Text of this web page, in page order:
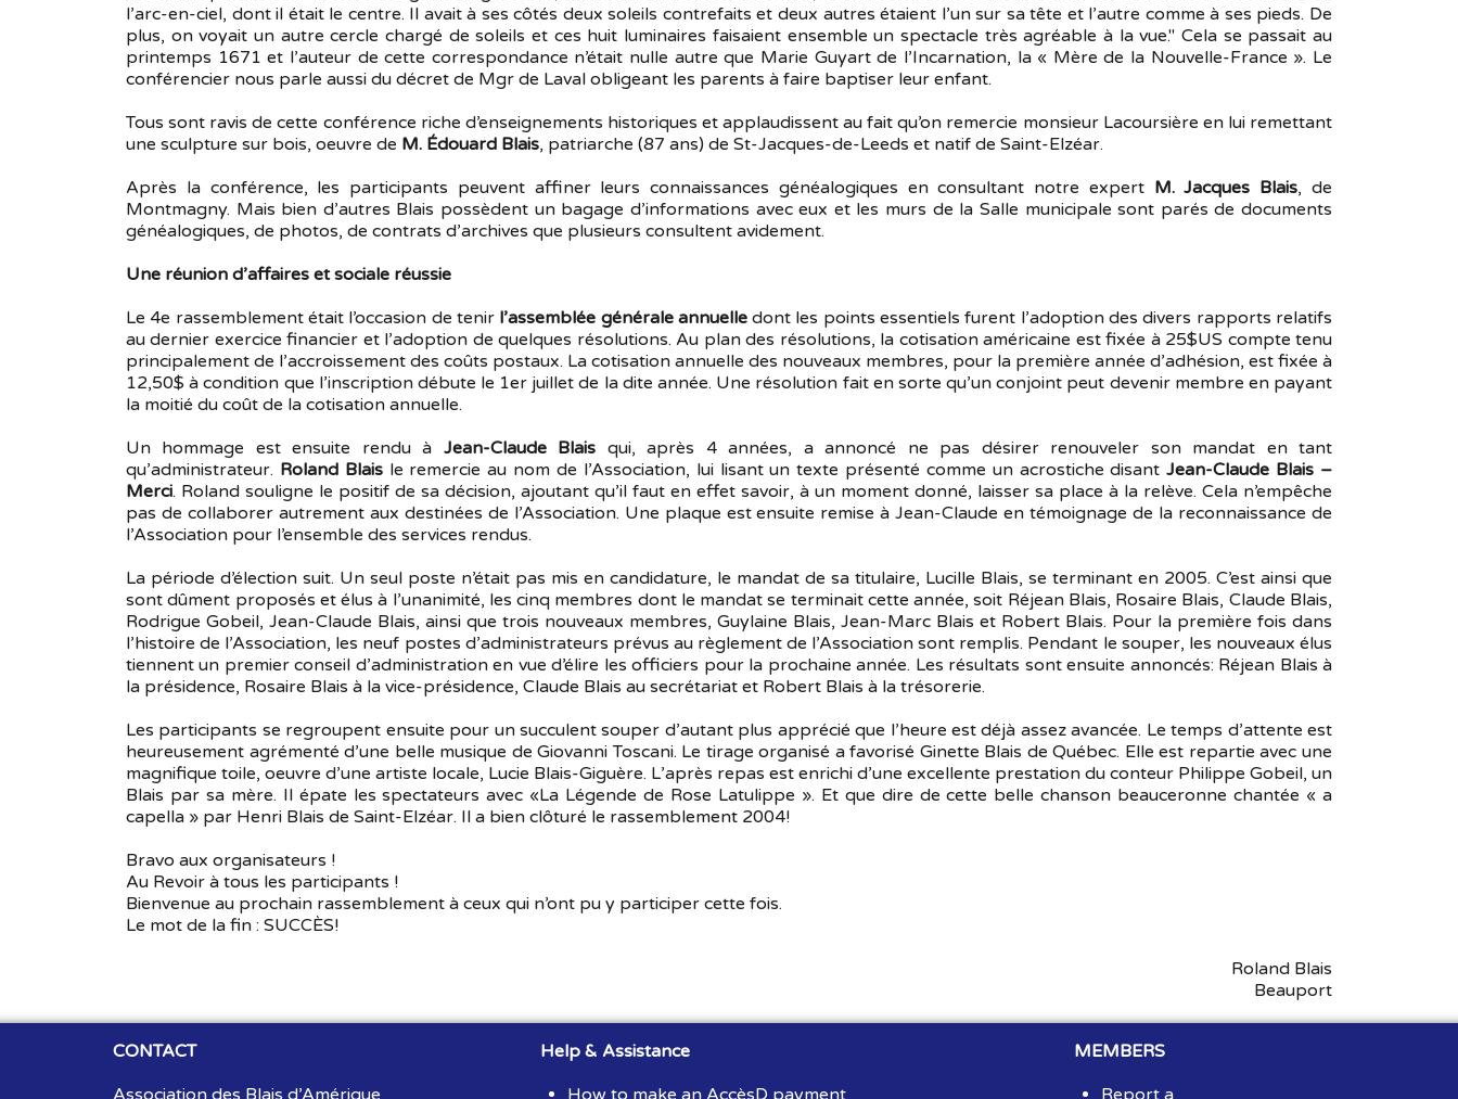
l’arc-en-ciel, dont il était le centre. Il avait à ses côtés deux soleils contrefaits et deux autres étaient l’un sur sa tête et l’autre comme à ses pieds. De
plus, on voyait un autre cercle chargé de soleils et ces huit luminaires faisaient ensemble un spectacle très agréable à la vue." Cela se passait au
printemps 1671 et l’auteur de cette correspondance n’était nulle autre que Marie Guyart de l’Incarnation, la « Mère de la Nouvelle-France ». Le
conférencier nous parle aussi du décret de Mgr de Laval obligeant les parents à faire baptiser leur enfant.
Tous sont ravis de cette conférence riche d’enseignements historiques et applaudissent au fait qu’on remercie monsieur Lacoursière en lui remettant
une sculpture sur bois, oeuvre de M. Édouard Blais, patriarche (87 ans) de St-Jacques-de-Leeds et natif de Saint-Elzéar.
Après la conférence, les participants peuvent affiner leurs connaissances généalogiques en consultant notre expert M. Jacques Blais, de
Montmagny. Mais bien d’autres Blais possèdent un bagage d’informations avec eux et les murs de la Salle municipale sont parés de documents
généalogiques, de photos, de contrats d’archives que plusieurs consultent avidement.
Une réunion d’affaires et sociale réussie
Le 4e rassemblement était l’occasion de tenir l’assemblée générale annuelledont les points essentiels furent l’adoption des divers rapports relatifs
au dernier exercice financier et l’adoption de quelques résolutions. Au plan des résolutions, la cotisation américaine est fixée à 25$US compte tenu
principalement de l’accroissement des coûts postaux. La cotisation annuelle des nouveaux membres, pour la première année d’adhésion, est fixée à
12,50$ à condition que l’inscription débute le 1er juillet de la dite année. Une résolution fait en sorte qu’un conjoint peut devenir membre en payant
la moitié du coût de la cotisation annuelle.
Un hommage est ensuite rendu à Jean-Claude Blais qui, après 4 années, a annoncé ne pas désirer renouveler son mandat en tant
qu’administrateur. Roland Blaisle remercie au nom de l’Association, lui lisant un texte présenté comme un acrostiche disantJean-Claude Blais –
Merci. Roland souligne le positif de sa décision, ajoutant qu’il faut en effet savoir, à un moment donné, laisser sa place à la relève. Cela n’empêche
pas de collaborer autrement aux destinées de l’Association. Une plaque est ensuite remise à Jean-Claude en témoignage de la reconnaissance de
l’Association pour l’ensemble des services rendus.
La période d’élection suit. Un seul poste n’était pas mis en candidature, le mandat de sa titulaire, Lucille Blais, se terminant en 2005. C’est ainsi que
sont dûment proposés et élus à l’unanimité, les cinq membres dont le mandat se terminait cette année, soit Réjean Blais, Rosaire Blais, Claude Blais,
Rodrigue Gobeil, Jean-Claude Blais, ainsi que trois nouveaux membres, Guylaine Blais, Jean-Marc Blais et Robert Blais. Pour la première fois dans
l’histoire de l’Association, les neuf postes d’administrateurs prévus au règlement de l’Association sont remplis. Pendant le souper, les nouveaux élus
tiennent un premier conseil d’administration en vue d’élire les officiers pour la prochaine année. Les résultats sont ensuite annoncés: Réjean Blais à
la présidence, Rosaire Blais à la vice-présidence, Claude Blais au secrétariat et Robert Blais à la trésorerie.
Les participants se regroupent ensuite pour un succulent souper d’autant plus apprécié que l’heure est déjà assez avancée. Le temps d’attente est
heureusement agrémenté d’une belle musique de Giovanni Toscani. Le tirage organisé a favorisé Ginette Blais de Québec. Elle est repartie avec une
magnifique toile, oeuvre d’une artiste locale, Lucie Blais-Giguère. L’après repas est enrichi d’une excellente prestation du conteur Philippe Gobeil, un
Blais par sa mère. Il épate les spectateurs avec «La Légende de Rose Latulippe ». Et que dire de cette belle chanson beauceronne chantée « a
capella » par Henri Blais de Saint-Elzéar. Il a bien clôturé le rassemblement 2004!
Bravo aux organisateurs !
Au Revoir à tous les participants !
Bienvenue au prochain rassemblement à ceux qui n’ont pu y participer cette fois.
Le mot de la fin : SUCCÈS!
Roland Blais
Beauport
CONTACT
Association des Blais d’Amérique
Help & Assistance
How to make an AccèsD payment
MEMBERS
Report a